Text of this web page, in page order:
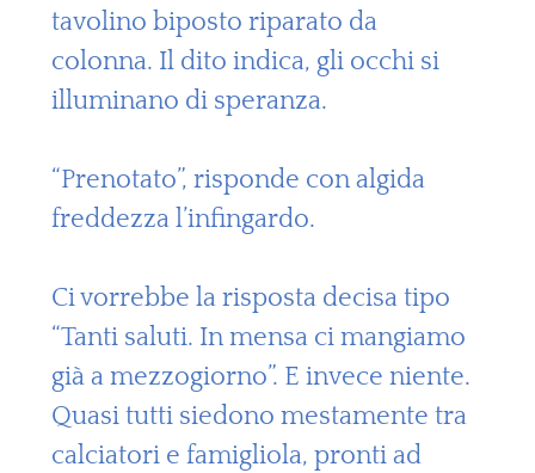
tavolino biposto riparato da
colonna. Il dito indica, gli occhi si
illuminano di speranza.
“Prenotato”, risponde con algida
freddezza l’infingardo.
Ci vorrebbe la risposta decisa tipo
“Tanti saluti. In mensa ci mangiamo
già a mezzogiorno”. E invece niente.
Quasi tutti siedono mestamente tra
calciatori e famigliola, pronti ad